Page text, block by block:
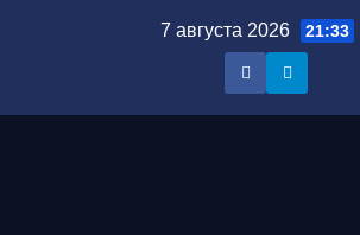
7 августа 2026 21:33